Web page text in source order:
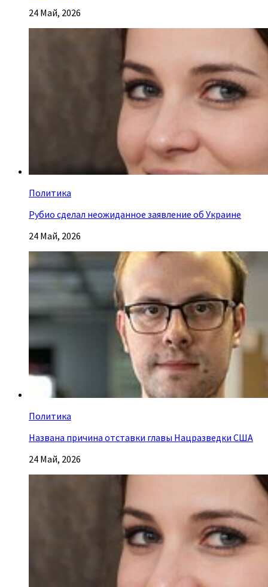
24 Май, 2026
Политика
Рубио сделал неожиданное заявление об Украине
24 Май, 2026
Политика
Названа причина отставки главы Нацразведки США
24 Май, 2026